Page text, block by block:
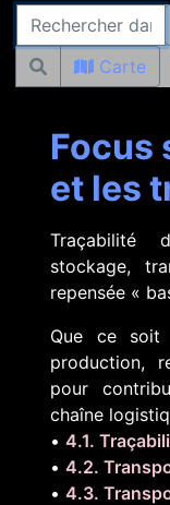
Rechercher
Carte
Focus
et les
Traçabilité
stockage,
repensée «
Que ce
production,
pour
chaîne
• 4.1.
• 4.2.
• 4.3.